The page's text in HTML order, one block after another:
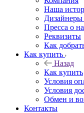
Наша
Пресса о
Реквизиты
Как
Как купить
Назад
Как купить
Условия
Условия
Обмен и
Контакты